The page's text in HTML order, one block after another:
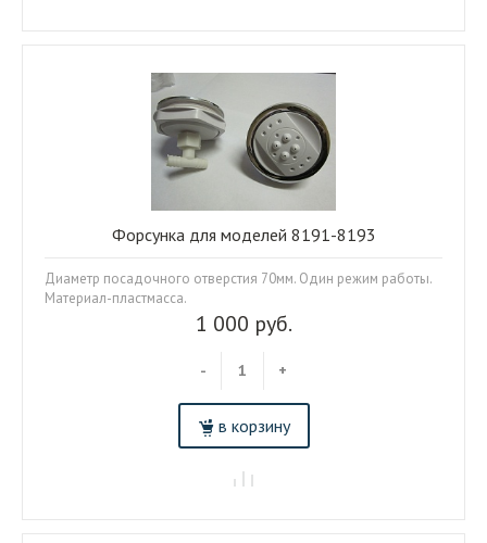
1 000 руб.
- +
в корзину
Форсунка для моделей 8191-8193
Диаметр посадочного отверстия 70мм. Один режим работы.
Материал-пластмасса.